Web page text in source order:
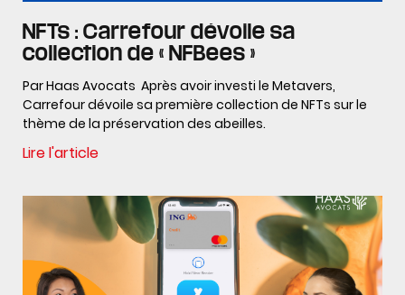
NFTs : Carrefour dévoile sa
collection de « NFBees »
Par Haas Avocats Après avoir investi le Metavers,
Carrefour dévoile sa première collection de NFTs sur le
thème de la préservation des abeilles.
Lire l'article